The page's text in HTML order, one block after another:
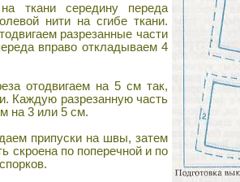
ткани середину переда
нити на сгибе ткани.
разрезанные части
вправо откладываем 4
отодвигаем на 5 см так,
Каждую разрезанную часть
на 3 или 5 см.
припуски на швы, затем
скроена по поперечной и по